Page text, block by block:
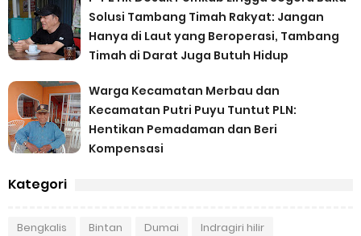
Solusi Tambang Timah Rakyat: Jangan
Hanya di Laut yang Beroperasi, Tambang
Timah di Darat Juga Butuh Hidup
Warga Kecamatan Merbau dan
Kecamatan Putri Puyu Tuntut PLN:
Hentikan Pemadaman dan Beri
Kompensasi
Kategori
Bengkalis Bintan Dumai
Indragiri hilir